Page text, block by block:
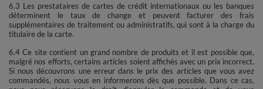
6.3 Les prestataires de cartes de crédit internationaux ou les banques
déterminent le taux de change et peuvent facturer des frais
supplémentaires de traitement ou administratifs, qui sont à la charge du
titulaire de la carte.
6.4 Ce site contient un grand nombre de produits et il est possible que,
malgré nos efforts, certains articles soient affichés avec un prix incorrect.
Si nous découvrons une erreur dans le prix des articles que vous avez
commandés, nous vous en informerons dès que possible. Dans ce cas,